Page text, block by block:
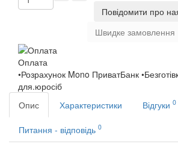
Повідомити про
Швидке замовлення
Оплата
•Розрахунок Mono ПриватБанк
для.юросіб
Опис
Характеристики Відгуки 0
Питання - відповідь 0